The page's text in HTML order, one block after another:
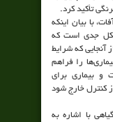
تأکید کرد.
با بیان اینکه
جدی است که
آنجایی که شرایط
را فراهم
و بیماری برای
کنترل خارج شود
با اشاره به